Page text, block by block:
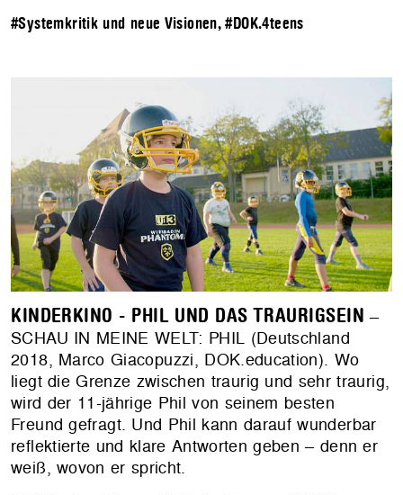
#Systemkritik und neue Visionen,#DOK.4teens
KINDERKINO - PHIL UND DAS TRAURIGSEIN –
SCHAU IN MEINE WELT: PHIL (Deutschland
2018, Marco Giacopuzzi, DOK.education). Wo
liegt die Grenze zwischen traurig und sehr traurig,
wird der 11-jährige Phil von seinem besten
Freund gefragt. Und Phil kann darauf wunderbar
reflektierte und klare Antworten geben – denn er
weiß, wovon er spricht.